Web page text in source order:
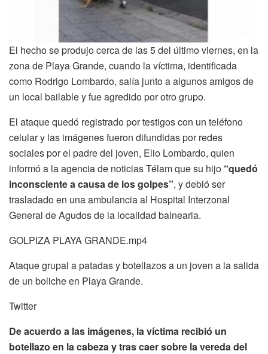
El hecho se produjo cerca de las 5 del último viernes, en la
zona de Playa Grande, cuando la víctima, identificada
como Rodrigo Lombardo, salía junto a algunos amigos de
un local bailable y fue agredido por otro grupo.
El ataque quedó registrado por testigos con un teléfono
celular y las imágenes fueron difundidas por redes
sociales por el padre del joven, Elio Lombardo, quien
informó a la agencia de noticias Télam que su hijo “quedó
inconsciente a causa de los golpes”, y debió ser
trasladado en una ambulancia al Hospital Interzonal
General de Agudos de la localidad balnearia.
GOLPIZA PLAYA GRANDE.mp4
Ataque grupal a patadas y botellazos a un joven a la salida
de un boliche en Playa Grande.
Twitter
De acuerdo a las imágenes, la víctima recibió un
botellazo en la cabeza y tras caer sobre la vereda del